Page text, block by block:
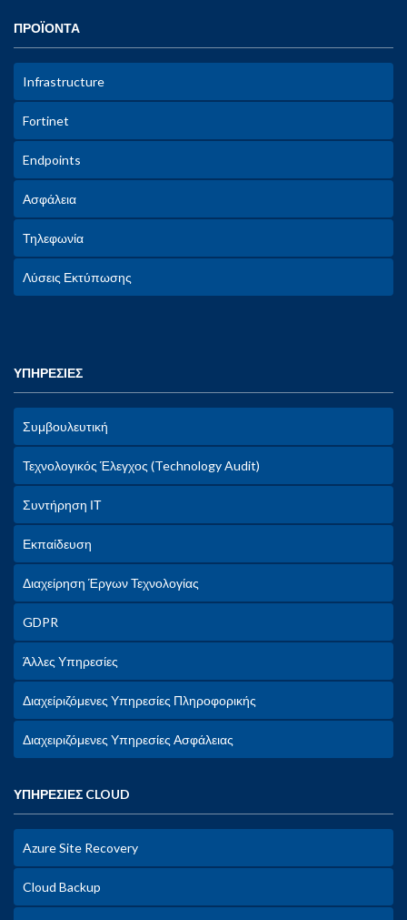
ΠΡΟΪΟΝΤΑ
Infrastructure
Fortinet
Endpoints
Ασφάλεια
Τηλεφωνία
Λύσεις Εκτύπωσης
ΥΠΗΡΕΣΙΕΣ
Συμβουλευτική
Τεχνολογικός Έλεγχος (Technology Audit)
Συντήρηση ΙΤ
Εκπαίδευση
Διαχείρηση Έργων Τεχνολογίας
GDPR
Άλλες Υπηρεσίες
Διαχείριζόμενες Υπηρεσίες Πληροφορικής
Διαχειριζόμενες Υπηρεσίες Ασφάλειας
ΥΠΗΡΕΣΙΕΣ CLOUD
Azure Site Recovery
Cloud Backup